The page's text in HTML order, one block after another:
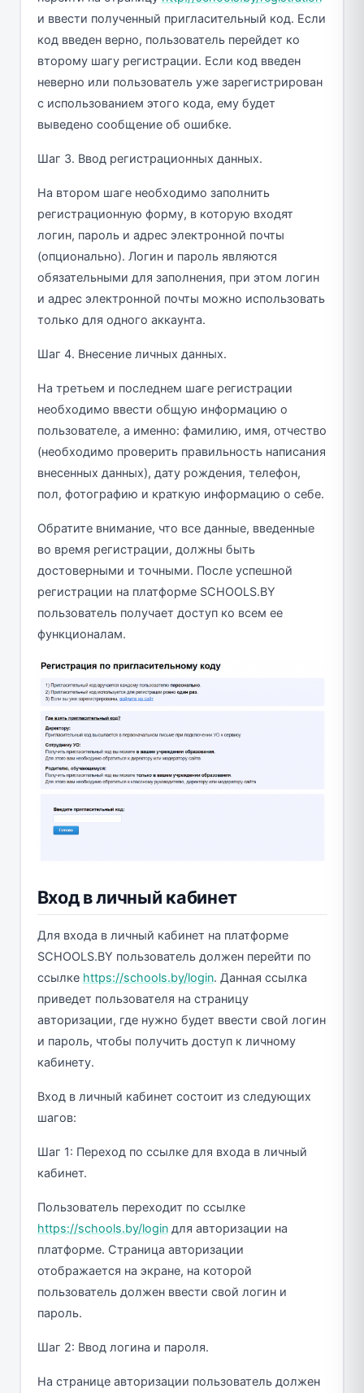
и ввести полученный пригласительный код. Если
код введен верно, пользователь перейдет ко
второму шагу регистрации. Если код введен
неверно или пользователь уже зарегистрирован
с использованием этого кода, ему будет
выведено сообщение об ошибке.
Шаг 3. Ввод регистрационных данных.
На втором шаге необходимо заполнить
регистрационную форму, в которую входят
логин, пароль и адрес электронной почты
(опционально). Логин и пароль являются
обязательными для заполнения, при этом логин
и адрес электронной почты можно использовать
только для одного аккаунта.
Шаг 4. Внесение личных данных.
На третьем и последнем шаге регистрации
необходимо ввести общую информацию о
пользователе, а именно: фамилию, имя, отчество
(необходимо проверить правильность написания
внесенных данных), дату рождения, телефон,
пол, фотографию и краткую информацию о себе.
Обратите внимание, что все данные, введенные
во время регистрации, должны быть
достоверными и точными. После успешной
регистрации на платформе SCHOOLS.BY
пользователь получает доступ ко всем ее
функционалам.
Вход в личный кабинет
Для входа в личный кабинет на платформе
SCHOOLS.BY пользователь должен перейти по
ссылке https://schools.by/login. Данная ссылка
приведет пользователя на страницу
авторизации, где нужно будет ввести свой логин
и пароль, чтобы получить доступ к личному
кабинету.
Вход в личный кабинет состоит из следующих
шагов:
Шаг 1: Переход по ссылке для входа в личный
кабинет.
Пользователь переходит по ссылке
https://schools.by/loginдля авторизации на
платформе. Страница авторизации
отображается на экране, на которой
пользователь должен ввести свой логин и
пароль.
Шаг 2: Ввод логина и пароля.
На странице авторизации пользователь должен